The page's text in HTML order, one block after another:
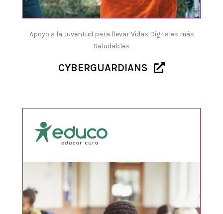
Apoyo a la Juventud para llevar Vidas Digitales más
Saludables
CYBERGUARDIANS